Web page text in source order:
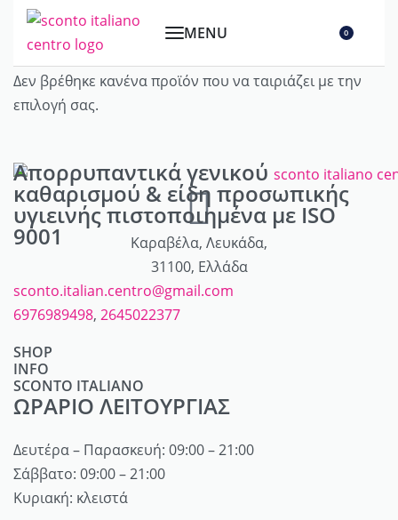
0
Δεν βρέθηκε κανένα προϊόν που να ταιριάζει με την
επιλογή σας.
Απορρυπαντικά γενικού
καθαρισμού & είδη προσωπικής
υγιεινής πιστοποιημένα με ISO
9001
Καραβέλα, Λευκάδα,
31100, Ελλάδα
sconto.italian.centro@gmail.com
6976989498, 2645022377
SHOP
Απορρυπαντικά
Καλλυντικά
Προσωπική φροντίδα
Μαλλιά
Είδη δώρων
INFO
Λογαριασμός
Καλάθι
Τρόποι αποστολής / πληρωμής
Όροι Χρήσης
Πολιτική επιστροφών
SCONTO ITALIANO
Ποιοί είμαστε
My account
ΩΡΑΡΙΟ ΛΕΙΤΟΥΡΓΙΑΣ
Δευτέρα – Παρασκευή: 09:00 – 21:00
Σάββατο: 09:00 – 21:00
Κυριακή: κλειστά